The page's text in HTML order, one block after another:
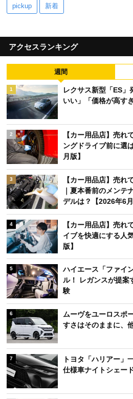
pickup 新着
アクセスランキング
週間
1
レクサス新型「ES」
いい」「価格が高す
2
【カー用品店】売れ
ングドライブ前に選
月版】
3
【カー用品店】売れ
｜夏本番前のメンテ
デルは？【2026年6月
4
【カー用品店】売れ
イブを快適にする人
版】
5
ハイエース「ファイ
ル！ レガンスが提案
験
6
ムーヴをユーロスポ
すさはそのままに、
7
トヨタ「ハリアー」
仕様車ナイトシェー